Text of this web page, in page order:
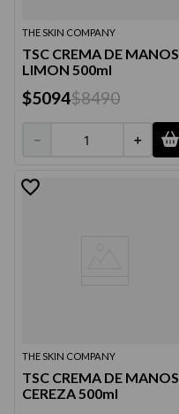
THE SKIN COMPANY
TSC CREMA DE MANOS
LIMON 500ml
$5094$8490
＋
－
THE SKIN COMPANY
TSC CREMA DE MANOS
CEREZA 500ml